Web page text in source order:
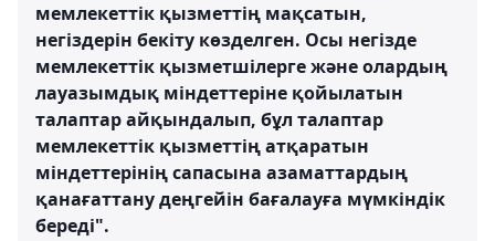
мемлекеттік қызметтің мақсатын,
негіздерін бекіту көзделген. Осы негізде
мемлекеттік қызметшілерге және олардың
лауазымдық міндеттеріне қойылатын
талаптар айқындалып, бұл талаптар
мемлекеттік қызметтің атқаратын
міндеттерінің сапасына азаматтардың
қанағаттану деңгейін бағалауға мүмкіндік
береді".